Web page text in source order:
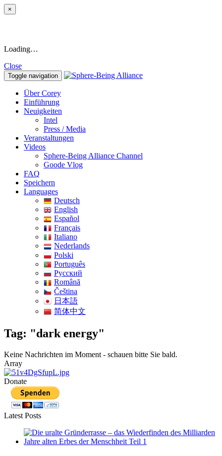
×
Loading…
Close
Toggle navigation
Über Corey
Einführung
Neuigkeiten
Intel
Press / Media
Veranstaltungen
Videos
Sphere-Being Alliance Channel
Goode Vlog
FAQ
Speichern
Languages
Deutsch
English
Español
Français
Italiano
Nederlands
Polski
Português
Pусский
Română
Čeština
日本語
简体中文
Tag: "dark energy"
Keine Nachrichten im Moment - schauen bitte Sie bald.
Array
Donate
Latest Posts